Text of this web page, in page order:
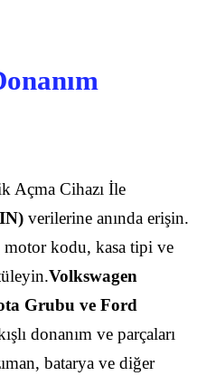
Açma Cihazı İle
verilerine anında erişin.
kodu, kasa tipi ve
Volkswagen
Grubu ve Ford
donanım ve parçaları
batarya ve diğer